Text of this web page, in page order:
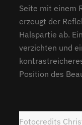
Seite mit einem
erzeugt der
Halspartie ab.
verzichten und
Position des
Fotocredits